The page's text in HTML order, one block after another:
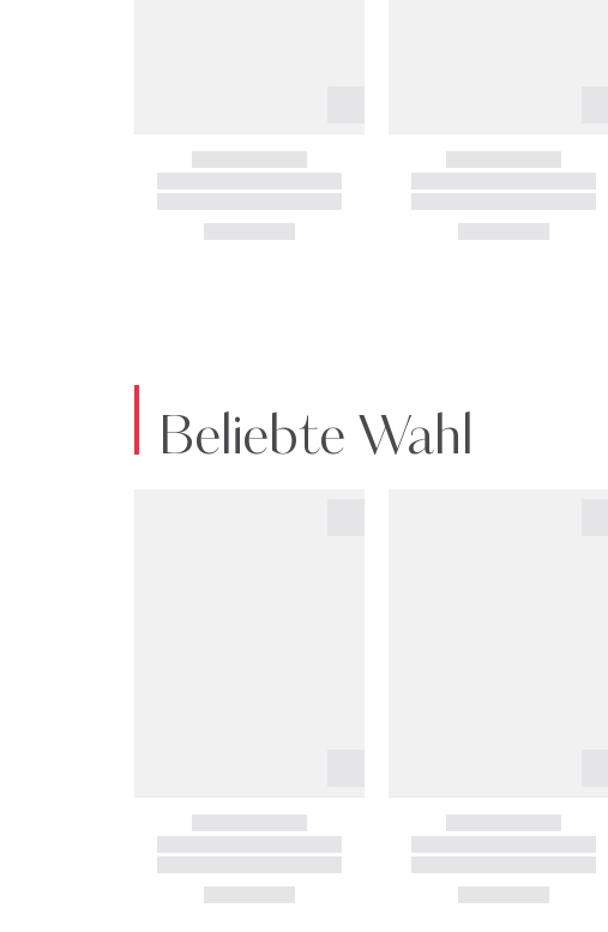
Beliebte Wahl